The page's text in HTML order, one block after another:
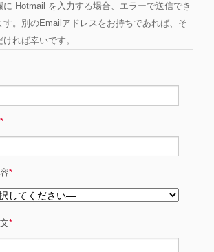
Hotmail を入力する場合、エラーで送信でき
す。別のEmailアドレスをお持ちであれば、そ
れば幸いです。
*
*
*